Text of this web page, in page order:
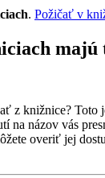
. Požičať v
majú
z knižnice? Toto
na názov vás
overiť jej